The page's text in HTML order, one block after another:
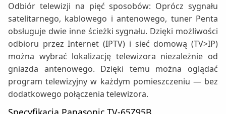
Odbiór telewizji na pięć sposobów: Oprócz sygnału
satelitarnego, kablowego i antenowego, tuner Penta
obsługuje dwie inne ścieżki sygnału. Dzięki możliwości
odbioru przez Internet (IPTV) i sieć domową (TV>IP)
można wybrać lokalizację telewizora niezależnie od
gniazda antenowego. Dzięki temu można oglądać
program telewizyjny w każdym pomieszczeniu — bez
dodatkowego połączenia telewizora.